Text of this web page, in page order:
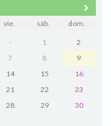
vie. sáb. dom.
- 1
2
7 8
9
14 15
16
21 22
23
28 29
30